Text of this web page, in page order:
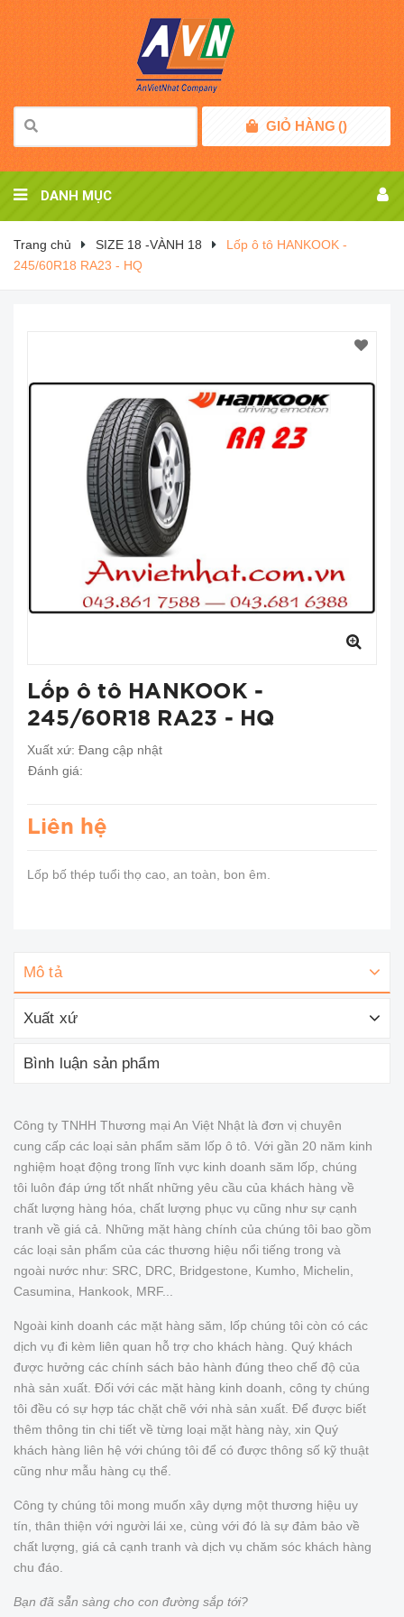
GIỎ HÀNG ()
DANH MỤC
Trang chủ SIZE 18 -VÀNH 18
Lốp ô tô HANKOOK -
245/60R18 RA23 - HQ
Lốp ô tô HANKOOK -
245/60R18 RA23 - HQ
Xuất xứ: Đang cập nhật
Đánh giá:
Liên hệ
Lốp bố thép tuổi thọ cao, an toàn, bon êm.
Mô tả
Xuất xứ
Bình luận sản phẩm
Công ty TNHH Thương mại An Việt Nhật là đơn vị chuyên
cung cấp các loại sản phẩm săm lốp ô tô. Với gần 20 năm kinh
nghiệm hoạt động trong lĩnh vực kinh doanh săm lốp, chúng
tôi luôn đáp ứng tốt nhất những yêu cầu của khách hàng về
chất lượng hàng hóa, chất lượng phục vụ cũng như sự cạnh
tranh về giá cả. Những mặt hàng chính của chúng tôi bao gồm
các loại sản phẩm của các thương hiệu nổi tiếng trong và
ngoài nước như: SRC, DRC, Bridgestone, Kumho, Michelin,
Casumina, Hankook, MRF...
Ngoài kinh doanh các mặt hàng săm, lốp chúng tôi còn có các
dịch vụ đi kèm liên quan hỗ trợ cho khách hàng. Quý khách
được hưởng các chính sách bảo hành đúng theo chế độ của
nhà sản xuất. Đối với các mặt hàng kinh doanh, công ty chúng
tôi đều có sự hợp tác chặt chẽ với nhà sản xuất. Để được biết
thêm thông tin chi tiết về từng loại mặt hàng này, xin Quý
khách hàng liên hệ với chúng tôi để có được thông số kỹ thuật
cũng như mẫu hàng cụ thể.
Công ty chúng tôi mong muốn xây dựng một thương hiệu uy
tín, thân thiện với người lái xe, cùng với đó là sự đảm bảo về
chất lượng, giá cả cạnh tranh và dịch vụ chăm sóc khách hàng
chu đáo.
Bạn đã sẵn sàng cho con đường sắp tới?